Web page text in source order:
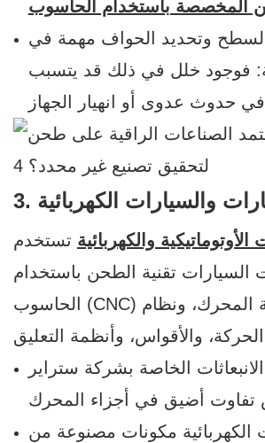
المخصصة باستخدام الحاسوب
السطح وتحديد الحواف مهمة في
فوجود خلل في ذلك قد يتسبب
والسيارات الكهربائية
الأوتوماتيكية والكهربائية تستخدم
السيارات تقنية الطحن باستخدام
الحاسوب (CNC) في إنتاج كتلة المحرك، ونظام
الخاصة بشركة ستراير
الكهربائية مكونات مصنوعة من